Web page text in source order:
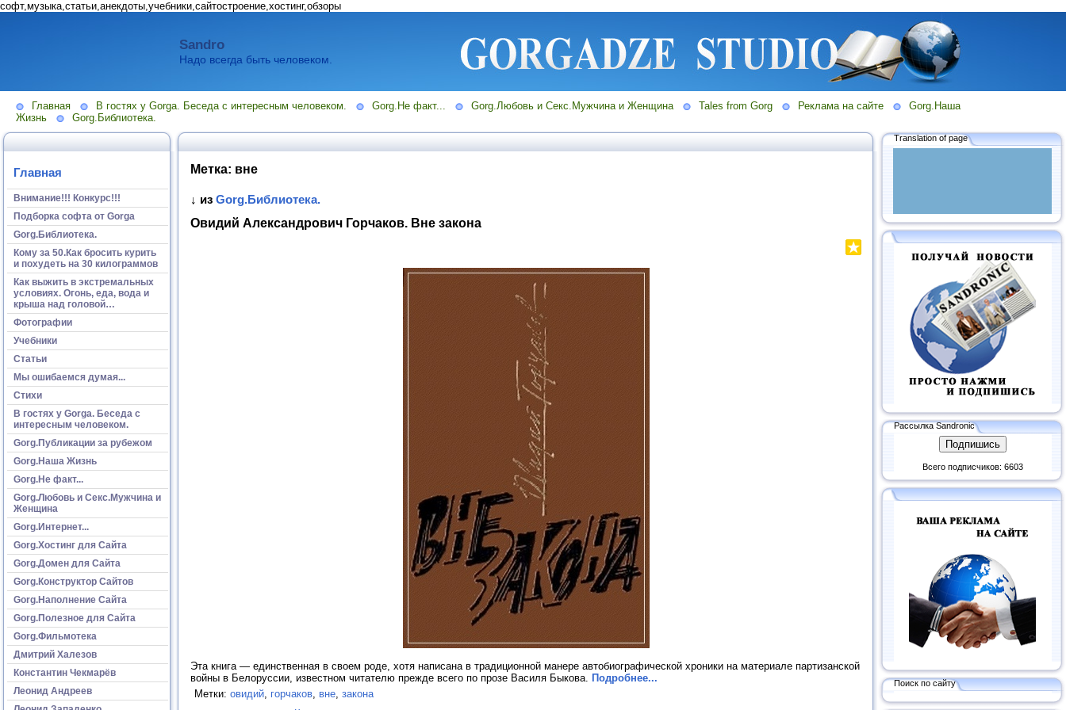
софт,музыка,статьи,анекдоты,учебники,сайтостроение,хостинг,обзоры
Sandro
Надо всегда быть человеком.
Главная В гостях у Gorga. Беседа с интересным человеком. Gorg.Не факт... Gorg.Любовь и Секс.Мужчина и Женщина Tales from Gorg Реклама на сайте
Gorg.Наша
Жизнь
Gorg.Библиотека.
Главная
Внимание!!! Конкурс!!!
Подборка софта от Gorga
Gorg.Библиотека.
Кому за 50.Как бросить курить
и похудеть на 30 килограммов
Как выжить в экстремальных
условиях. Огонь, еда, вода и
крыша над головой…
Фотографии
Учебники
Статьи
Мы ошибаемся думая...
Стихи
В гостях у Gorga. Беседа с
интересным человеком.
Gorg.Публикации за рубежом
Gorg.Наша Жизнь
Gorg.Не факт...
Gorg.Любовь и Секс.Мужчина и
Женщина
Gorg.Интернет...
Gorg.Хостинг для Сайта
Gorg.Домен для Сайта
Gorg.Конструктор Сайтов
Gorg.Наполнение Сайта
Gorg.Полезное для Сайта
Gorg.Фильмотека
Дмитрий Халезов
Константин Чекмарёв
Леонид Андреев
Метка: вне
↓ из Gorg.Библиотека.
Овидий Александрович Горчаков. Вне закона
Эта книга — единственная в своем роде, хотя написана в традиционной манере автобиографической хроники на материале партизанской
войны в Белоруссии, известном читателю прежде всего по прозе Василя Быкова. Подробнее...
Метки: овидий, горчаков, вне, закона
Translation of page
Рассылка Sandronic
Всего подписчиков: 6603
Поиск по сайту